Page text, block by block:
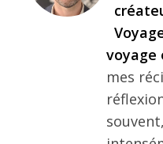
voyage
mes